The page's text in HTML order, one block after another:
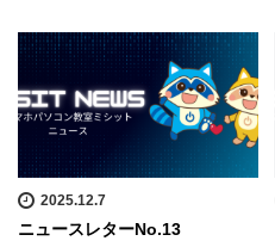
2025.12.7
ニュースレターNo.13